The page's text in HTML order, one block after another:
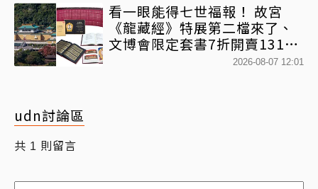
看一眼能得七世福報！ 故宮
《龍藏經》特展第二檔來了、
文博會限定套書7折開賣131萬
網驚：貧窮限制想像2026-08-07 12:01
udn討論區
共 1 則留言